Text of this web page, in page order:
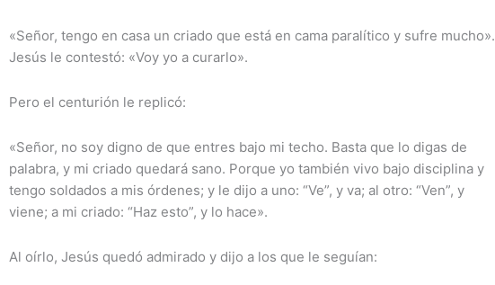
«Señor, tengo en casa un criado que está en cama paralítico y sufre mucho».
Jesús le contestó: «Voy yo a curarlo».
Pero el centurión le replicó:
«Señor, no soy digno de que entres bajo mi techo. Basta que lo digas de
palabra, y mi criado quedará sano. Porque yo también vivo bajo disciplina y
tengo soldados a mis órdenes; y le dijo a uno: “Ve”, y va; al otro: “Ven”, y
viene; a mi criado: “Haz esto”, y lo hace».
Al oírlo, Jesús quedó admirado y dijo a los que le seguían: